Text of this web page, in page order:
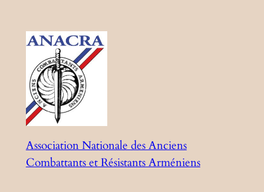
Association Nationale des Anciens
Combattants et Résistants Arméniens